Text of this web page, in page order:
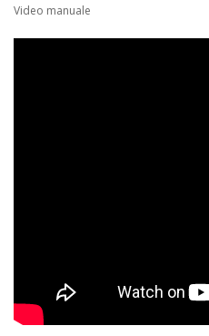
Video manuale